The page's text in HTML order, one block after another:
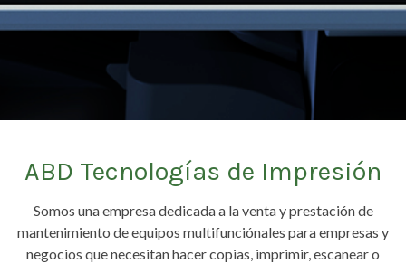
ABD Tecnologías de Impresión
Somos una empresa dedicada a la venta y prestación de
mantenimiento de equipos multifunciónales para empresas y
negocios que necesitan hacer copias, imprimir, escanear o